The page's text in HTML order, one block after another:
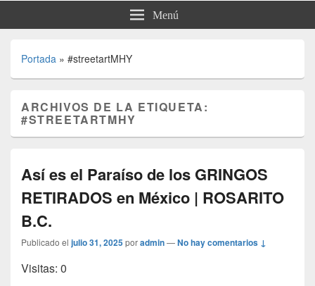
Menú
Portada » #streetartMHY
ARCHIVOS DE LA ETIQUETA:
#STREETARTMHY
Así es el Paraíso de los GRINGOS
RETIRADOS en México | ROSARITO
B.C.
Publicado el julio 31, 2025poradmin—No hay comentarios ↓
Visitas: 0